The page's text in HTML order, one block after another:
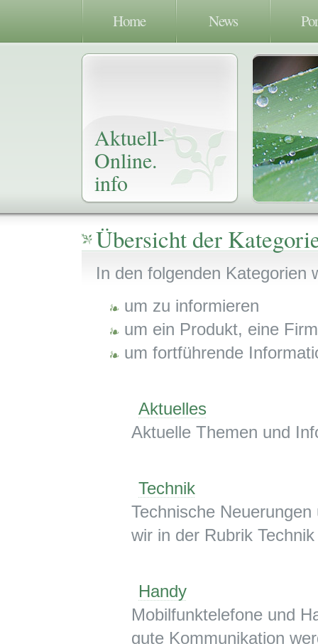
Home News
Aktuell-
Online.
info
Übersicht der
In den folgenden Kategorien
um zu informieren
um ein Produkt, eine
um fortführende
Aktuelles
Aktuelle Themen und
Technik
Technische
wir in der Rubrik
Handy
Mobilfunktelefone und
gute Kommunikation